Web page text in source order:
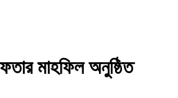
মাহফিল অনুষ্ঠিত